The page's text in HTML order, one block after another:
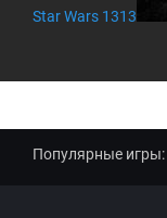
Star Wars 1313
Популярные игры: